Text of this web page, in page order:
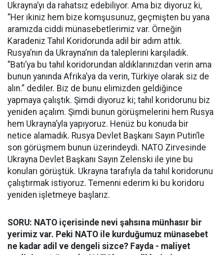
Ukrayna’yı da rahatsız edebiliyor. Ama biz diyoruz ki,
“Her ikiniz hem bize komşusunuz, geçmişten bu yana
aramızda ciddi münasebetlerimiz var. Örneğin
Karadeniz Tahıl Koridorunda adil bir adım attık.
Rusya’nın da Ukrayna’nın da taleplerini karşıladık.
“Batı’ya bu tahıl koridorundan aldıklarınızdan verin ama
bunun yanında Afrika’ya da verin, Türkiye olarak siz de
alın.” dediler. Biz de bunu elimizden geldiğince
yapmaya çalıştık. Şimdi diyoruz ki; tahıl koridorunu biz
yeniden açalım. Şimdi bunun görüşmelerini hem Rusya
hem Ukrayna’yla yapıyoruz. Henüz bu konuda bir
netice alamadık. Rusya Devlet Başkanı Sayın Putin’le
son görüşmem bunun üzerindeydi. NATO Zirvesinde
Ukrayna Devlet Başkanı Sayın Zelenski ile yine bu
konuları görüştük. Ukrayna tarafıyla da tahıl koridorunu
çalıştırmak istiyoruz. Temenni ederim ki bu koridoru
yeniden işletmeye başlarız.
SORU: NATO içerisinde nevi şahsına münhasır bir
yerimiz var. Peki NATO ile kurduğumuz münasebet
ne kadar adil ve dengeli sizce? Fayda - maliyet